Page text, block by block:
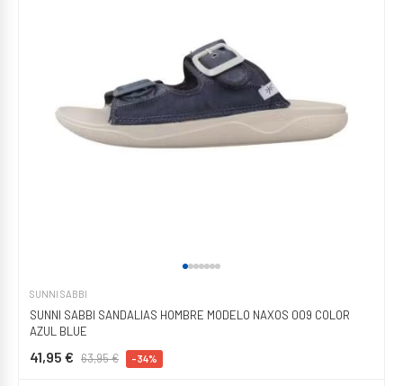
SUNNI SABBI
SUNNI SABBI SANDALIAS HOMBRE MODELO NAXOS 009 COLOR
AZUL BLUE
41,95 € 63,95 € -34%